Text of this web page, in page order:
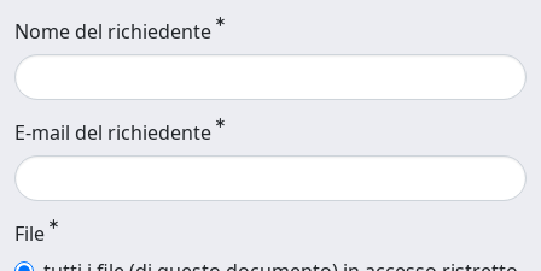
Nome del richiedente
E-mail del richiedente
File